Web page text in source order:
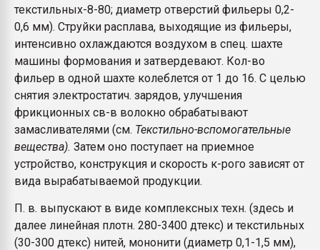
текстильных-8-80; диаметр отверстий фильеры 0,2-
0,6 мм). Струйки расплава, выходящие из фильеры,
интенсивно охлаждаются воздухом в спец. шахте
машины формования и затвердевают. Кол-во
фильер в одной шахте колеблется от 1 до 16. С целью
снятия электростатич. зарядов, улучшения
фрикционных св-в волокно обрабатывают
замасливателями (см. Текстильно-вспомогательные
вещества). Затем оно поступает на приемное
устройство, конструкция и скорость к-рого зависят от
вида вырабатываемой продукции.
П. в. выпускают в виде комплексных техн. (здесь и
далее линейная плотн. 280-3400 дтекс) и текстильных
(30-300 дтекс) нитей, мононити (диаметр 0,1-1,5 мм),